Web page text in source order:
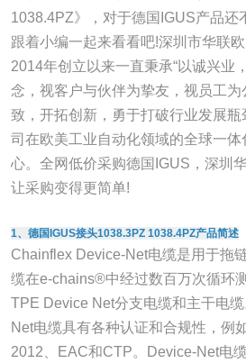
1038.4PZ》，对于德国IGUS产品还
跟着小编一起来看看吧!深圳市华联
2014年创立以来一直秉承“以诚兴业
念，视客户与伙伴为挚友，视员工
致，开拓创新，勇于打破行业发展
司在欧美工业自动化领域的全球一体
心。全网低价采购德国IGUS，深圳
让采购变得更简单!
1、德国IGUS接头1038.3PZ 1038.4PZ产品简述
Chainflex Device-Net电缆是用于拖
缆在e-chains®中经过数百万次循环
TPE Device Net分支电缆和主干电
Net电缆具有各种认证和合规性，例
2012、EAC和CTP。Device-Net电